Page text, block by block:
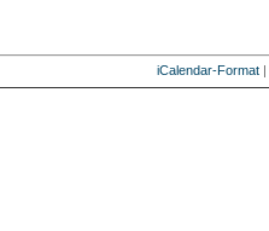
iCalendar-Format |